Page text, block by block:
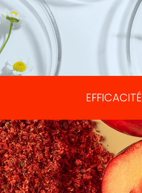
EFFICACITÉ